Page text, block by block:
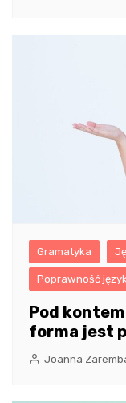
Gramatyka
Poprawność
Pod
forma jest
Joanna